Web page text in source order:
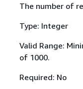
The number of
Type: Integer
Valid Range:
of 1000.
Required: No